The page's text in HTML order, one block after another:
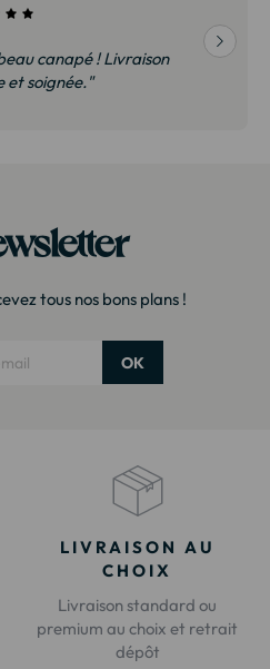
canapé ! Livraison
et soignée."
tous nos bons plans !
OK
LIVRAISON AU
CHOIX
Livraison standard ou
premium au choix et retrait
dépôt